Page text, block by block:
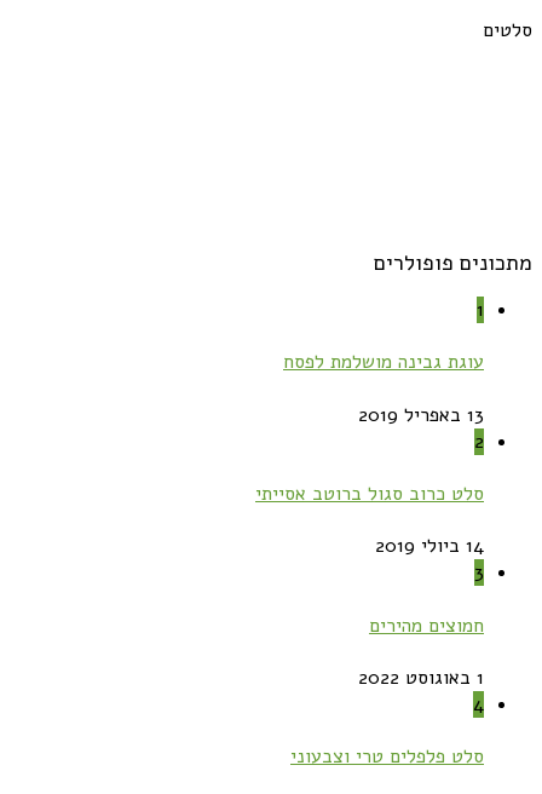
סלטים
מתכונים פופולרים
1
עוגת גבינה מושלמת לפסח
13 באפריל 2019
2
סלט כרוב סגול ברוטב אסייתי
14 ביולי 2019
3
חמוצים מהירים
1 באוגוסט 2022
4
סלט פלפלים טרי וצבעוני